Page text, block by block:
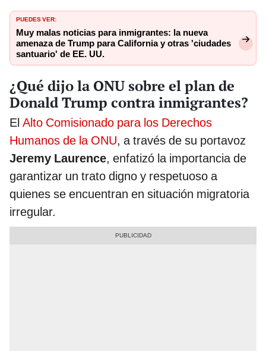
PUEDES VER:
Muy malas noticias para inmigrantes: la nueva
amenaza de Trump para California y otras 'ciudades
santuario' de EE. UU.
¿Qué dijo la ONU sobre el plan de
Donald Trump contra inmigrantes?
El Alto Comisionado para los Derechos
Humanos de la ONU, a través de su portavoz
Jeremy Laurence, enfatizó la importancia de
garantizar un trato digno y respetuoso a
quienes se encuentran en situación migratoria
irregular.